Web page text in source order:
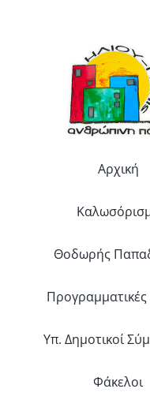
Αρχική
Θοδωρής
Προγραμματικές
Υπ. Δημοτικοί
Φάκελοι